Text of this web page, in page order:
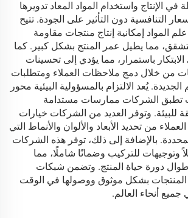
الإنتاج واستخدام المواد المعاد تدويرها
التنافسية دون التأثير على الجودة. تتيح
المواد إمكانية إنتاج منتجات مقاومة
مما يطيل عمر المنتج بشكل كبير. كما
باستمرار، مما يؤدي إلى تحسينات
من خلال دمج ملاحظات العملاء ومتطلبات
يُعد الالتزام بالمسؤولية البيئية محور
تطبق الشركات ممارسات مستدامة
للبيئة. وتوفر العديد من الشركات خيارات
من تحديد الأبعاد والألوان والأنماط التي
بالإضافة إلى ذلك، توفر هذه الشركات
وتوجيهات للتركيب وضمانًا شاملًا، مما
دورة حياة المنتج. وتضمن شبكات
المنتجات بشكل موثوق ووصولها في الوقت
أنحاء العالم.